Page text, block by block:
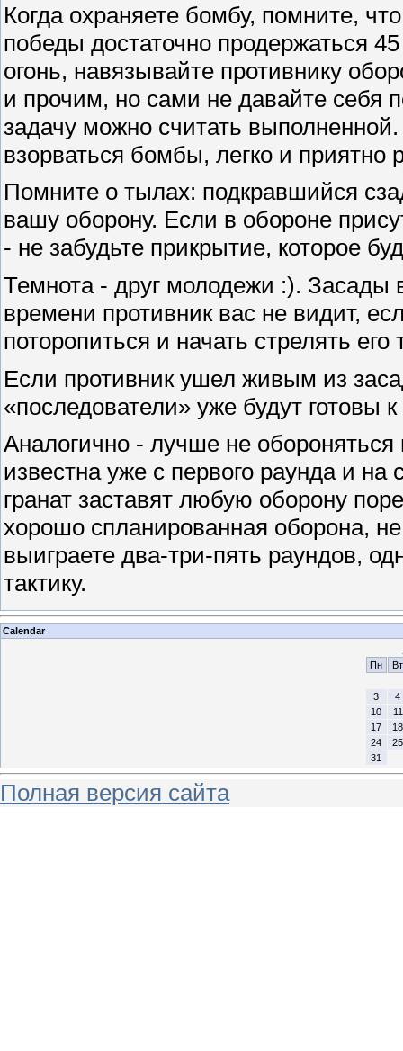
Когда охраняете бомбу, помните,
победы достаточно продержаться
огонь, навязывайте противнику
и прочим, но сами не давайте себя
задачу можно считать выполненной.
взорваться бомбы, легко и приятно
Помните о тылах: подкравшийся
вашу оборону. Если в обороне
- не забудьте прикрытие, которое
Темнота - друг молодежи :).
времени противник вас не видит,
поторопиться и начать стрелять
Если противник ушел живым из
«последователи» уже будут готовы
Аналогично - лучше не обороняться
известна уже с первого раунда и
гранат заставят любую оборону
хорошо спланированная оборона,
выиграете два-три-пять раундов,
тактику.
Calendar
Пн
Вт
3
4
10
11
17
18
24
25
31
Полная версия сайта